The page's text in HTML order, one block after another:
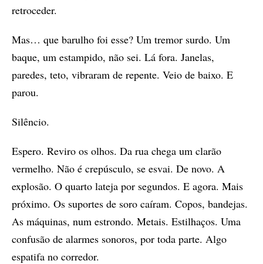
retroceder.
Mas… que barulho foi esse? Um tremor surdo. Um
baque, um estampido, não sei. Lá fora. Janelas,
paredes, teto, vibraram de repente. Veio de baixo. E
parou.
Silêncio.
Espero. Reviro os olhos. Da rua chega um clarão
vermelho. Não é crepúsculo, se esvai. De novo. A
explosão. O quarto lateja por segundos. E agora. Mais
próximo. Os suportes de soro caíram. Copos, bandejas.
As máquinas, num estrondo. Metais. Estilhaços. Uma
confusão de alarmes sonoros, por toda parte. Algo
espatifa no corredor.